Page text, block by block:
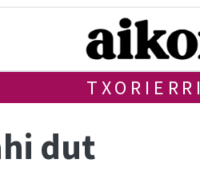
TXORIERRI
dut